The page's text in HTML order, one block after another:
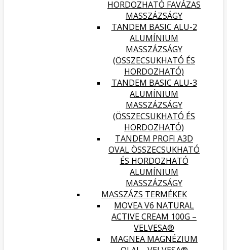
HORDOZHATÓ FAVÁZAS
MASSZÁZSÁGY
TANDEM BASIC ALU-2
ALUMÍNIUM
MASSZÁZSÁGY
(ÖSSZECSUKHATÓ ÉS
HORDOZHATÓ)
TANDEM BASIC ALU-3
ALUMÍNIUM
MASSZÁZSÁGY
(ÖSSZECSUKHATÓ ÉS
HORDOZHATÓ)
TANDEM PROFI A3D
OVAL ÖSSZECSUKHATÓ
ÉS HORDOZHATÓ
ALUMÍNIUM
MASSZÁZSÁGY
MASSZÁZS TERMÉKEK
MOVEA V6 NATURAL
ACTIVE CREAM 100G –
VELVESA®
MAGNEA MAGNÉZIUM